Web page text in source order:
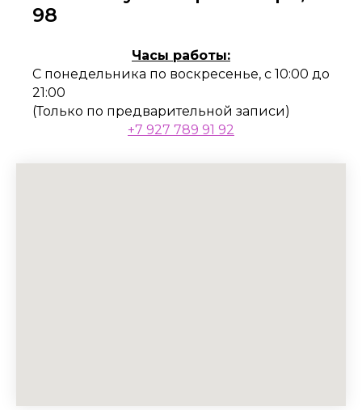
98
Часы работы:
С понедельника по воскресенье, с 10:00 до
21:00
(Только по предварительной записи)
+7 927 789 91 92